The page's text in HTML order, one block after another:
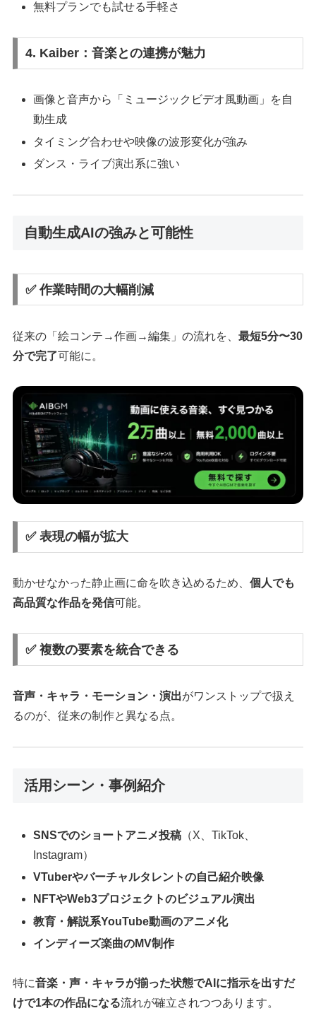
無料プランでも試せる手軽さ
4. Kaiber：音楽との連携が魅力
画像と音声から「ミュージックビデオ風動画」を自
動生成
タイミング合わせや映像の波形変化が強み
ダンス・ライブ演出系に強い
自動生成AIの強みと可能性
✅ 作業時間の大幅削減
従来の「絵コンテ→作画→編集」の流れを、最短5分〜30
分で完了可能に。
✅ 表現の幅が拡大
動かせなかった静止画に命を吹き込めるため、個人でも
高品質な作品を発信可能。
✅ 複数の要素を統合できる
音声・キャラ・モーション・演出がワンストップで扱え
るのが、従来の制作と異なる点。
活用シーン・事例紹介
SNSでのショートアニメ投稿 （X、TikTok、
Instagram）
VTuberやバーチャルタレントの自己紹介映像
NFTやWeb3プロジェクトのビジュアル演出
教育・解説系YouTube動画のアニメ化
インディーズ楽曲のMV制作
特に音楽・声・キャラが揃った状態でAIに指示を出すだ
けで1本の作品になる流れが確立されつつあります。